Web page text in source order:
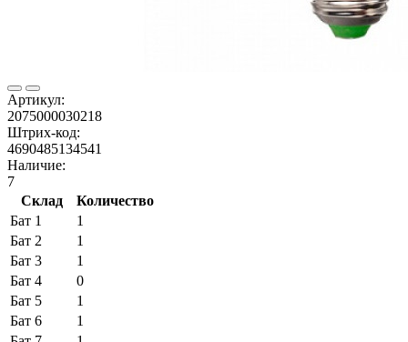
Артикул:
2075000030218
Штрих-код:
4690485134541
Наличие:
7
Склад
Количество
Бат 1
1
Бат 2
1
Бат 3
1
Бат 4
0
Бат 5
1
Бат 6
1